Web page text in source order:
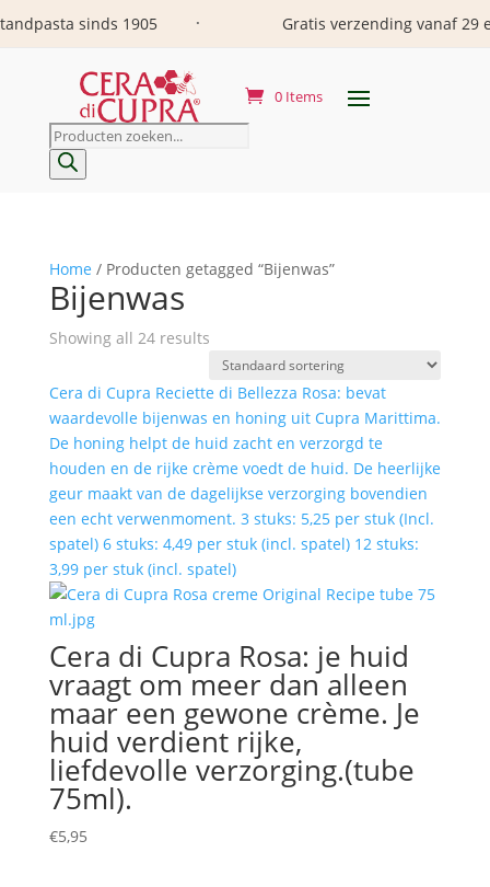
1905 • Gratis verzending vanaf 29 euro •
0 Items
Producten
zoeken
Home / Producten getagged “Bijenwas”
Bijenwas
Showing all 24 results
Cera di Cupra Reciette di Bellezza Rosa: bevat
waardevolle bijenwas en honing uit Cupra Marittima.
De honing helpt de huid zacht en verzorgd te
houden en de rijke crème voedt de huid. De heerlijke
geur maakt van de dagelijkse verzorging bovendien
een echt verwenmoment. 3 stuks: 5,25 per stuk (Incl.
spatel) 6 stuks: 4,49 per stuk (incl. spatel) 12 stuks:
3,99 per stuk (incl. spatel)
Cera di Cupra Rosa: je huid
vraagt om meer dan alleen
maar een gewone crème. Je
huid verdient rijke,
liefdevolle verzorging.(tube
75ml).
€5,95